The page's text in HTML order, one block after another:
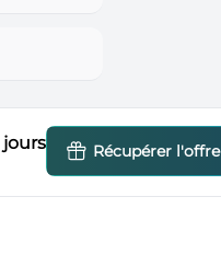
Récupérer l'offre